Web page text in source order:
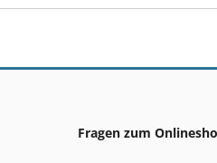
Fragen zum